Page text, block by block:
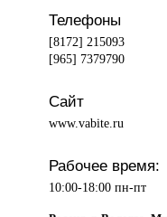
Телефоны
[8172] 215093
[965] 7379790
Сайт
www.vabite.ru
Рабочее время:
10:00-18:00 пн-пт